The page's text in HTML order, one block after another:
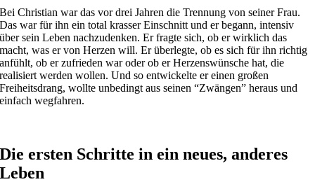
Bei Christian war das vor drei Jahren die Trennung von seiner Frau.
Das war für ihn ein total krasser Einschnitt und er begann, intensiv
über sein Leben nachzudenken. Er fragte sich, ob er wirklich das
macht, was er von Herzen will. Er überlegte, ob es sich für ihn richtig
anfühlt, ob er zufrieden war oder ob er Herzenswünsche hat, die
realisiert werden wollen. Und so entwickelte er einen großen
Freiheitsdrang, wollte unbedingt aus seinen “Zwängen” heraus und
einfach wegfahren.
Die ersten Schritte in ein neues, anderes
Leben